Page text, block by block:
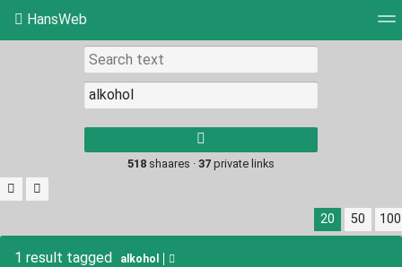
HansWeb
Picture wall
results.
518 shaares · 37 private links
20 50 100
1 result tagged alkohol